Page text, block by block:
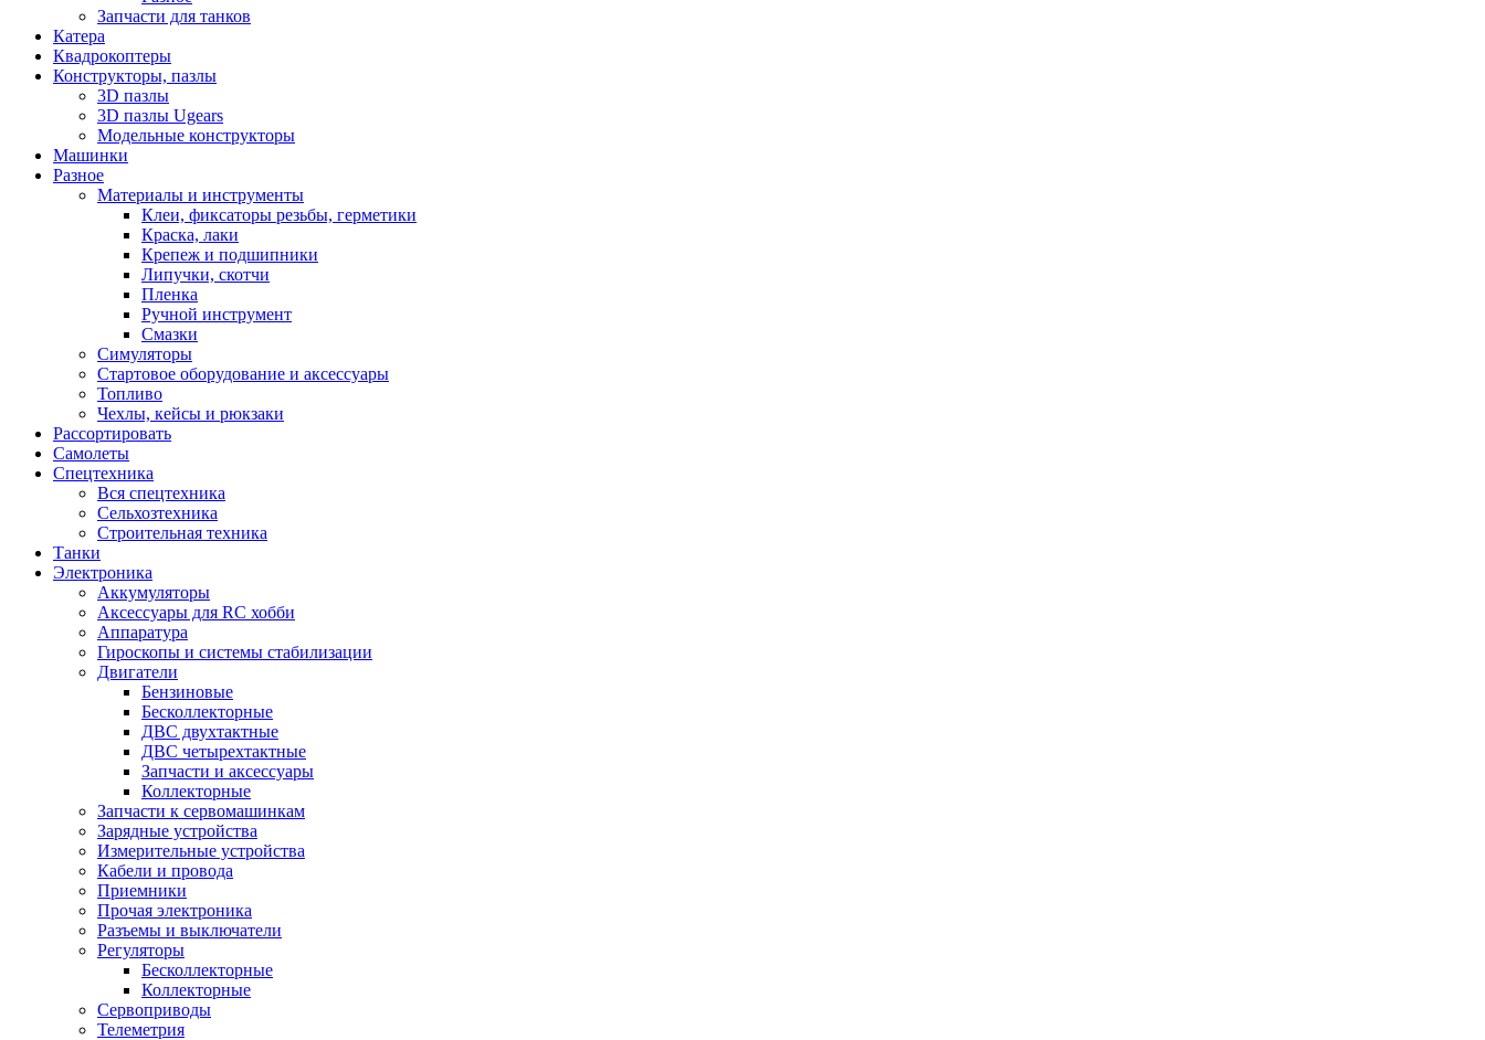
Запчасти для танков
Катера
Квадрокоптеры
Конструкторы, пазлы
3D пазлы
3D пазлы Ugears
Модельные конструкторы
Машинки
Разное
Материалы и инструменты
Клеи, фиксаторы резьбы, герметики
Краска, лаки
Крепеж и подшипники
Липучки, скотчи
Пленка
Ручной инструмент
Смазки
Симуляторы
Стартовое оборудование и аксессуары
Топливо
Чехлы, кейсы и рюкзаки
Рассортировать
Самолеты
Спецтехника
Вся спецтехника
Сельхозтехника
Строительная техника
Танки
Электроника
Аккумуляторы
Аксессуары для RC хобби
Аппаратура
Гироскопы и системы стабилизации
Двигатели
Бензиновые
Бесколлекторные
ДВС двухтактные
ДВС четырехтактные
Запчасти и аксессуары
Коллекторные
Запчасти к сервомашинкам
Зарядные устройства
Измерительные устройства
Кабели и провода
Приемники
Прочая электроника
Разъемы и выключатели
Регуляторы
Бесколлекторные
Коллекторные
Сервоприводы
Телеметрия